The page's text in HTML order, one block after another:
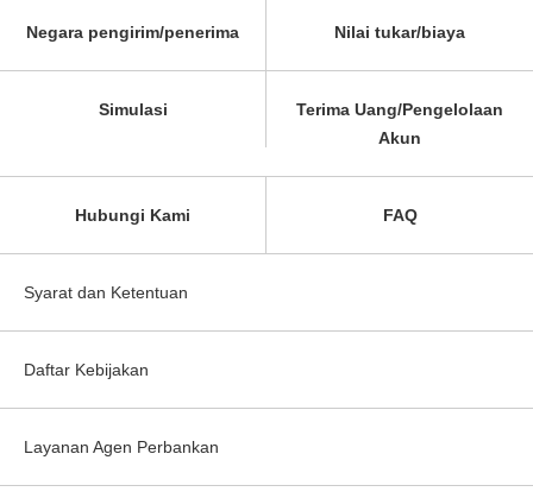
Negara pengirim/penerima Nilai tukar/biaya
Simulasi
Terima Uang/Pengelolaan
Akun
Hubungi Kami FAQ
Syarat dan Ketentuan
Daftar Kebijakan
Layanan Agen Perbankan